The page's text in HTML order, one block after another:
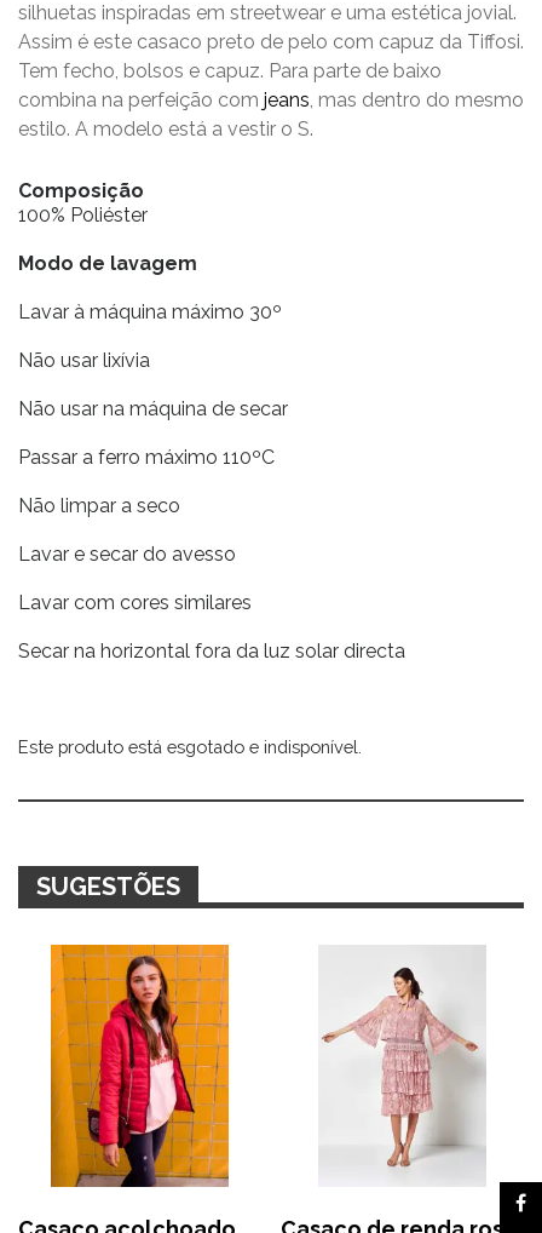
silhuetas inspiradas em streetwear e uma estética jovial.
Assim é este casaco preto de pelo com capuz da Tiffosi.
Tem fecho, bolsos e capuz. Para parte de baixo
combina na perfeição com jeans, mas dentro do mesmo
estilo. A modelo está a vestir o S.
Composição
100% Poliéster
Modo de lavagem
Lavar à máquina máximo 30º
Não usar lixívia
Não usar na máquina de secar
Passar a ferro máximo 110ºC
Não limpar a seco
Lavar e secar do avesso
Lavar com cores similares
Secar na horizontal fora da luz solar directa
Este produto está esgotado e indisponível.
Alternative:
SUGESTÕES